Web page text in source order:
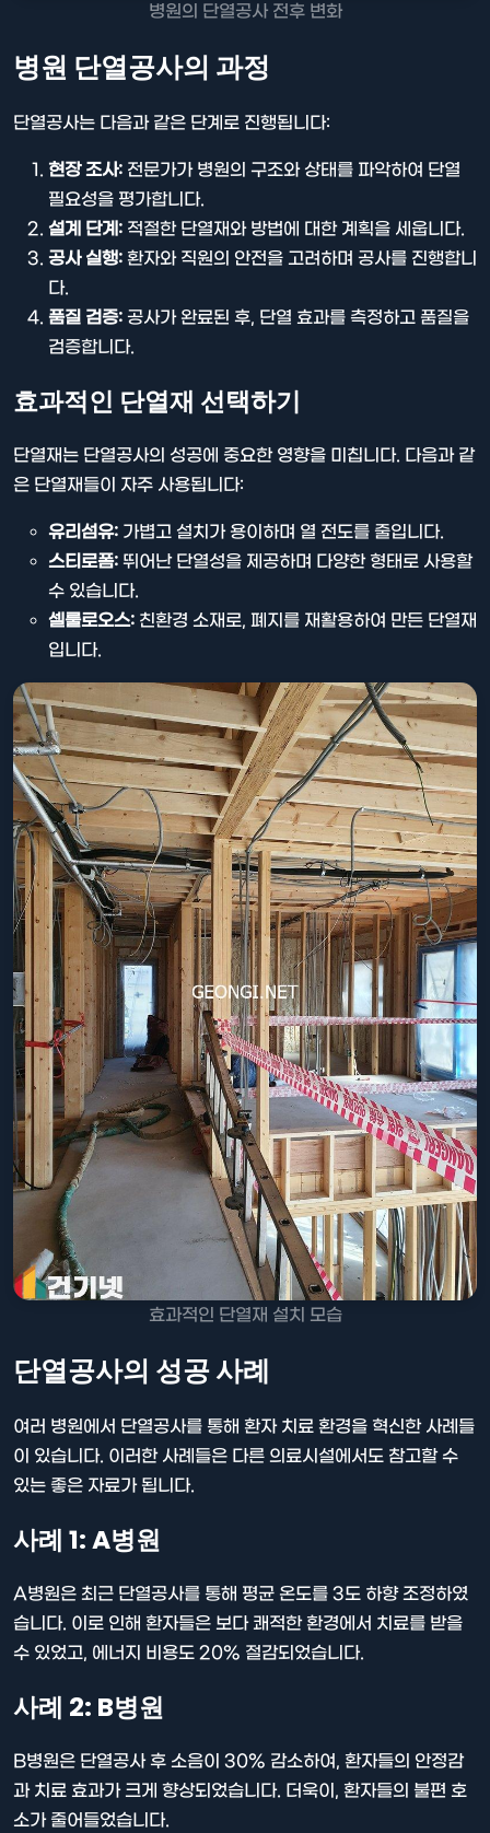
병원의 단열공사 전후 변화
병원 단열공사의 과정
단열공사는 다음과 같은 단계로 진행됩니다:
현장 조사: 전문가가 병원의 구조와 상태를 파악하여 단열
필요성을 평가합니다.
설계 단계: 적절한 단열재와 방법에 대한 계획을 세웁니다.
공사 실행: 환자와 직원의 안전을 고려하며 공사를 진행합니
다.
품질 검증: 공사가 완료된 후, 단열 효과를 측정하고 품질을
검증합니다.
효과적인 단열재 선택하기
단열재는 단열공사의 성공에 중요한 영향을 미칩니다. 다음과 같
은 단열재들이 자주 사용됩니다:
유리섬유: 가볍고 설치가 용이하며 열 전도를 줄입니다.
스티로폼: 뛰어난 단열성을 제공하며 다양한 형태로 사용할
수 있습니다.
셀룰로오스: 친환경 소재로, 폐지를 재활용하여 만든 단열재
입니다.
효과적인 단열재 설치 모습
단열공사의 성공 사례
여러 병원에서 단열공사를 통해 환자 치료 환경을 혁신한 사례들
이 있습니다. 이러한 사례들은 다른 의료시설에서도 참고할 수
있는 좋은 자료가 됩니다.
사례 1: A병원
A병원은 최근 단열공사를 통해 평균 온도를 3도 하향 조정하였
습니다. 이로 인해 환자들은 보다 쾌적한 환경에서 치료를 받을
수 있었고, 에너지 비용도 20% 절감되었습니다.
사례 2: B병원
B병원은 단열공사 후 소음이 30% 감소하여, 환자들의 안정감
과 치료 효과가 크게 향상되었습니다. 더욱이, 환자들의 불편 호
소가 줄어들었습니다.